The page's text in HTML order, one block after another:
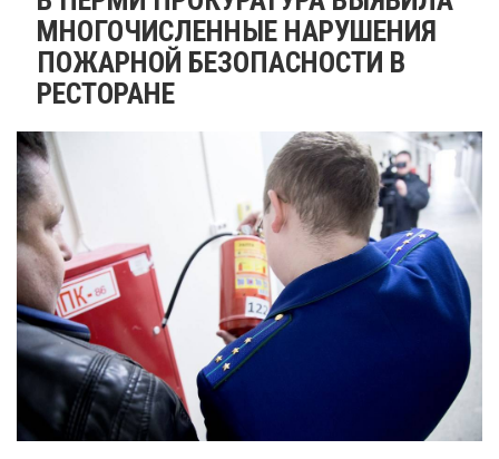
МНОГОЧИСЛЕННЫЕ НАРУШЕНИЯ
ПОЖАРНОЙ БЕЗОПАСНОСТИ В
РЕСТОРАНЕ